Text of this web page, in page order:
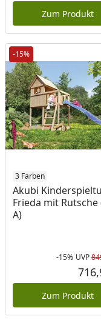
Zum Produkt
-15%
3 Farben
Akubi
Frieda mit Rutsche
A)
-15% UVP
Zum Produkt